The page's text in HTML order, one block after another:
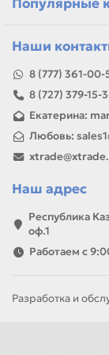
Популярные
Наши
8 (777) 361-00-
8 (727) 379-15-
Екатерина:
Любовь:
Наш адрес
Республика
оф.1
Работаем с
Разработка и